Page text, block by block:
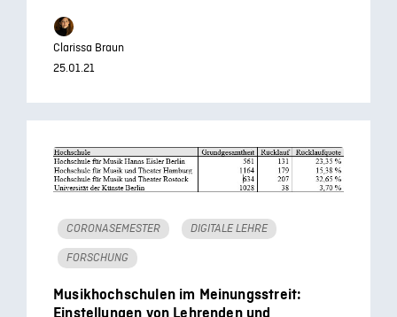
Clarissa Braun
25.01.21
CORONASEMESTER DIGITALE LEHRE
FORSCHUNG
Musikhochschulen im Meinungsstreit:
Einstellungen von Lehrenden und